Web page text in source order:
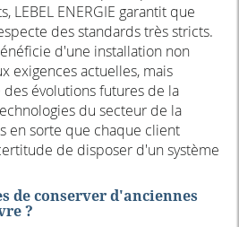
LEBEL ENERGIE garantit que
des standards très stricts.
d'une installation non
exigences actuelles, mais
évolutions futures de la
du secteur de la
en sorte que chaque client
de disposer d'un système
de conserver d'anciennes
?